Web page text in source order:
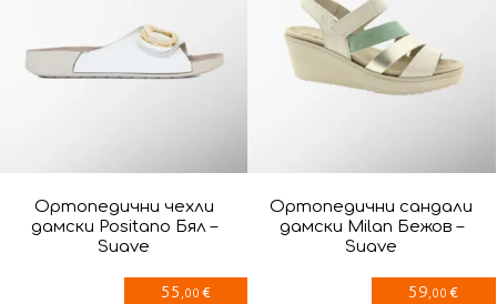
Ортопедични чехли
дамски Positano Бял –
Suave
55 ,00 €
Ортопедични сандали
дамски Milan Бежов –
Suave
59 ,00 €